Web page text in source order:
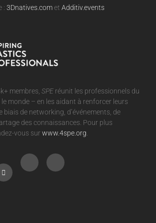
: 3Dnatives.comet Additiv.events
membres, SPEréunit les professionnels du
monde – en les aidant à renforcer leurs
biais de networking, d’événements, de
des connaissances. Pour plus
vous surwww.4spe.org